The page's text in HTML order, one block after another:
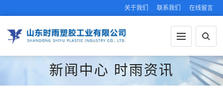
关于我们 联系我们 在线留言
新闻中心 时雨资讯